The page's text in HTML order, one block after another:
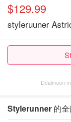
$129.99
styleruuner
Dealmoon
Stylerunner 的